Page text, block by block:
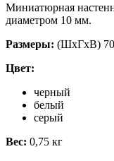
Миниатюрная
диаметром 10 мм.
Размеры: (ШхГхВ)
Цвет:
черный
белый
серый
Вес: 0,75 кг